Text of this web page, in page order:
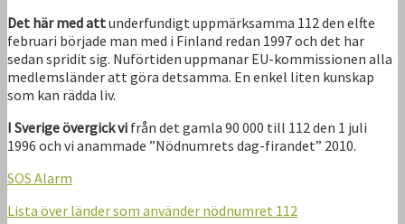
Det här med attunderfundigt uppmärksamma 112 den elfte
februari började man med i Finland redan 1997 och det har
sedan spridit sig. Nuförtiden uppmanar EU-kommissionen alla
medlemsländer att göra detsamma. En enkel liten kunskap
som kan rädda liv.
I Sverige övergick vi från det gamla 90 000 till 112 den 1 juli
1996 och vi anammade ”Nödnumrets dag-firandet” 2010.
SOS Alarm
Lista över länder som använder nödnumret 112